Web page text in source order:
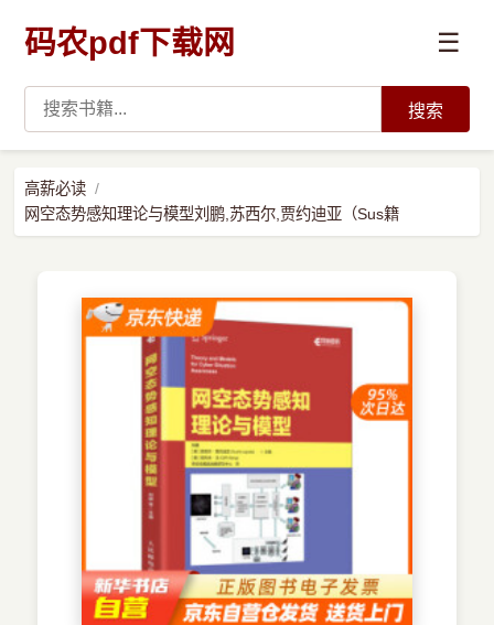
码农pdf下载网 ☰
数据科学与人工智能
预订书籍
搜索
高薪必读
网空态势感知理论与模型刘鹏,苏西尔,贾约迪亚（Sus籍